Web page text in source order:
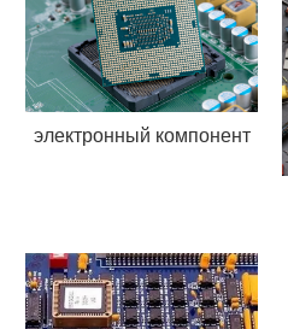
электронный компонент